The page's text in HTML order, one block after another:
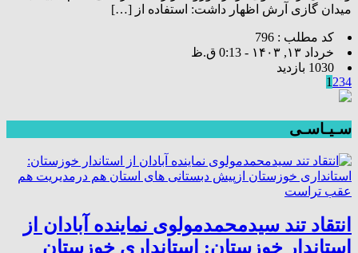
میدان گازی آرش اظهار داشت: استفاده از […]
کد مطلب : 796
خرداد ۱۳, ۱۴۰۳ - 0:13 ق.ظ
1030 بازدید
1 234
سـیـاسـی
انتقاد تند سیدمحمدمولوی نماینده آبادان از
استاندار خوزستان: استانداری خوزستان